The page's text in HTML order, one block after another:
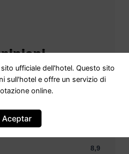
8,9
ufficiale dell'hotel. Questo sito
sull'hotel e offre un servizio di
online.
Aceptar